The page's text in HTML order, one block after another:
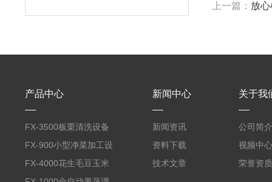
上一篇： 放
产品中心
FX-3500板栗清洗设备
全自动气泡清洗机
FX-900小型净菜加工设
备野菜清洗机
FX-4000花生毛豆玉米
新闻中心
新闻资讯
资料下载
技术文章
关于我
公司简介
视频中心
荣誉资质